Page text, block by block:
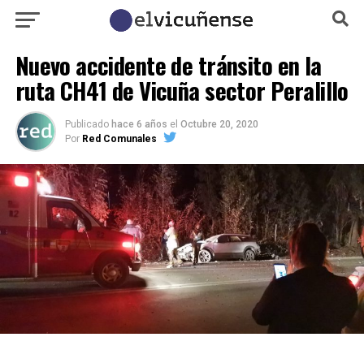
Nuevo accidente de tránsito en la
ruta CH41 de Vicuña sector Peralillo
Publicado hace 6 años el Octubre 20, 2020
Por Red Comunales